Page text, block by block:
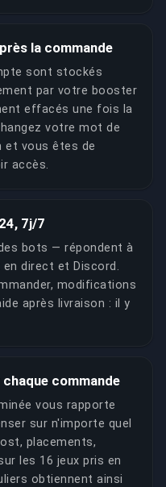
la commande
sont stockés
par votre booster
effacés une fois la
votre mot de
et vous êtes de
accès.
7j/7
bots — répondent à
direct et Discord.
modifications
après livraison : il y
commande
vous rapporte
sur n'importe quel
placements,
les 16 jeux pris en
obtiennent ainsi